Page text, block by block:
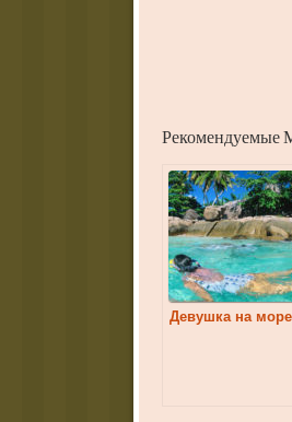
Рекомендуемые
Девушка на море